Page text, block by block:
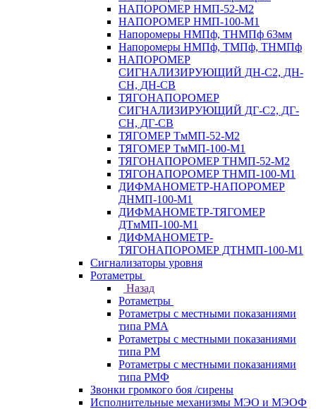
НАПОРОМЕР НМП-52-М2
НАПОРОМЕР НМП-100-М1
Напоромеры НМПф, ТНМПф 63мм
Напоромеры НМПф, ТМПф, ТНМПф
НАПОРОМЕР
СИГНАЛИЗИРУЮЩИЙ ДН-С2, ДН-
СН, ДН-СВ
ТЯГОНАПОРОМЕР
СИГНАЛИЗИРУЮЩИЙ ДГ-С2, ДГ-
СН, ДГ-СВ
ТЯГОМЕР ТмМП-52-М2
ТЯГОМЕР ТмМП-100-М1
ТЯГОНАПОРОМЕР ТНМП-52-М2
ТЯГОНАПОРОМЕР ТНМП-100-М1
ДИФМАНОМЕТР-НАПОРОМЕР
ДНМП-100-М1
ДИФМАНОМЕТР-ТЯГОМЕР
ДТмМП-100-М1
ДИФМАНОМЕТР-
ТЯГОНАПОРОМЕР ДТНМП-100-М1
Сигнализаторы уровня
Ротаметры
Назад
Ротаметры
Ротаметры с местными показаниями
типа РМА
Ротаметры с местными показаниями
типа РМ
Ротаметры с местными показаниями
типа РМФ
Звонки громкого боя /сирены
Исполнительные механизмы МЭО и МЭОФ